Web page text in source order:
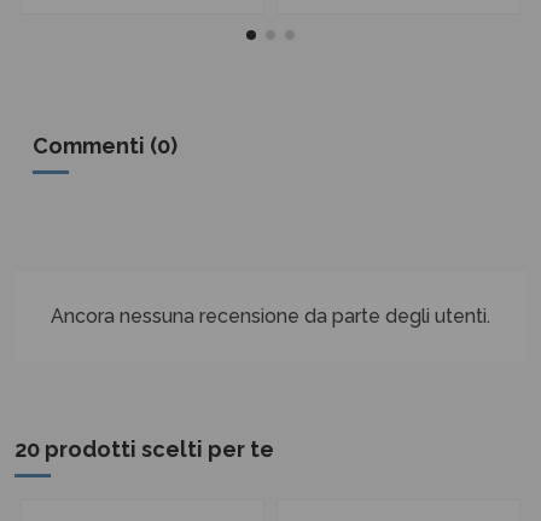
Commenti (0)
Ancora nessuna recensione da parte degli utenti.
20 prodotti scelti per te